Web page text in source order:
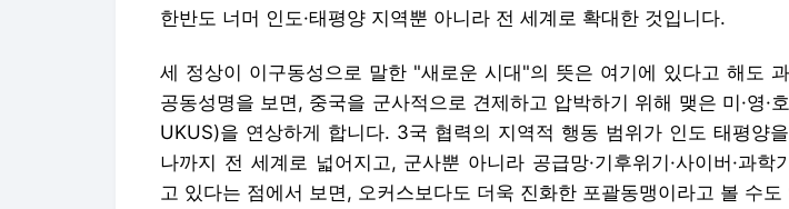
한반도 너머 인도·태평양 지역뿐 아니라 전 세계로 확대한 것입니다.
세 정상이 이구동성으로 말한 "새로운 시대"의 뜻은 여기에 있다고 해도
공동성명을 보면, 중국을 군사적으로 견제하고 압박하기 위해 맺은 미·영·
UKUS)을 연상하게 합니다. 3국 협력의 지역적 행동 범위가 인도 태평양
나까지 전 세계로 넓어지고, 군사뿐 아니라 공급망·기후위기·사이버·과학
고 있다는 점에서 보면, 오커스보다도 더욱 진화한 포괄동맹이라고 볼 수도